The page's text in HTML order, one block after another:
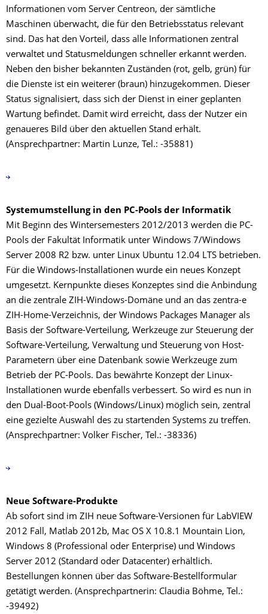
Informationen vom Server Centreon, der sämtliche
Maschinen überwacht, die für den Betriebsstatus relevant
sind. Das hat den Vorteil, dass alle Informationen zentral
verwaltet und Statusmeldungen schneller erkannt werden.
Neben den bisher bekannten Zuständen (rot, gelb, grün) für
die Dienste ist ein weiterer (braun) hinzugekommen. Dieser
Status signalisiert, dass sich der Dienst in einer geplanten
Wartung befindet. Damit wird erreicht, dass der Nutzer ein
genaueres Bild über den aktuellen Stand erhält.
(Ansprechpartner: Martin Lunze, Tel.: -35881)
Systemumstellung in den PC-Pools der Informatik
Mit Beginn des Wintersemesters 2012/2013 werden die PC-
Pools der Fakultät Informatik unter Windows 7/Windows
Server 2008 R2 bzw. unter Linux Ubuntu 12.04 LTS betrieben.
Für die Windows-Installationen wurde ein neues Konzept
umgesetzt. Kernpunkte dieses Konzeptes sind die Anbindung
an die zentrale ZIH-Windows-Domäne und an das zentra-e
ZIH-Home-Verzeichnis, der Windows Packages Manager als
Basis der Software-Verteilung, Werkzeuge zur Steuerung der
Software-Verteilung, Verwaltung und Steuerung von Host-
Parametern über eine Datenbank sowie Werkzeuge zum
Betrieb der PC-Pools. Das bewährte Konzept der Linux-
Installationen wurde ebenfalls verbessert. So wird es nun in
den Dual-Boot-Pools (Windows/Linux) möglich sein, zentral
eine gezielte Auswahl des zu startenden Systems zu treffen.
(Ansprechpartner: Volker Fischer, Tel.: -38336)
Neue Software-Produkte
Ab sofort sind im ZIH neue Software-Versionen für LabVIEW
2012 Fall, Matlab 2012b, Mac OS X 10.8.1 Mountain Lion,
Windows 8 (Professional oder Enterprise) und Windows
Server 2012 (Standard oder Datacenter) erhältlich.
Bestellungen können über das Software-Bestellformular
getätigt werden. (Ansprechpartnerin: Claudia Böhme, Tel.:
-39492)